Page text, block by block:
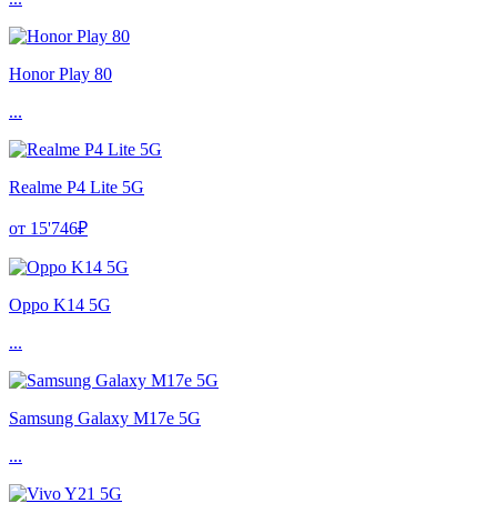
Honor Play 80
...
Realme P4 Lite 5G
от 15'746₽
Oppo K14 5G
...
Samsung Galaxy M17e 5G
...